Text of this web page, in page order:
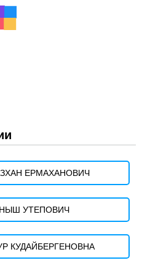
ЕРМАХАНОВИЧ
УТЕПОВИЧ
КУДАЙБЕРГЕНОВНА